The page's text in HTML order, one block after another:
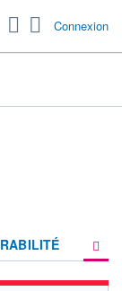
Connexion